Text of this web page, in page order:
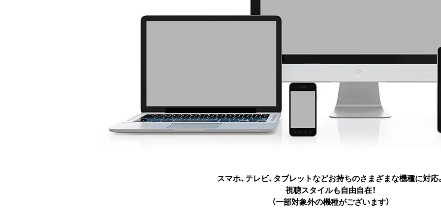
スマホ、テレビ、タブレットなどお持ちのさまざまな機種に対応
視聴スタイルも自由自在！
（一部対象外の機種がございます）